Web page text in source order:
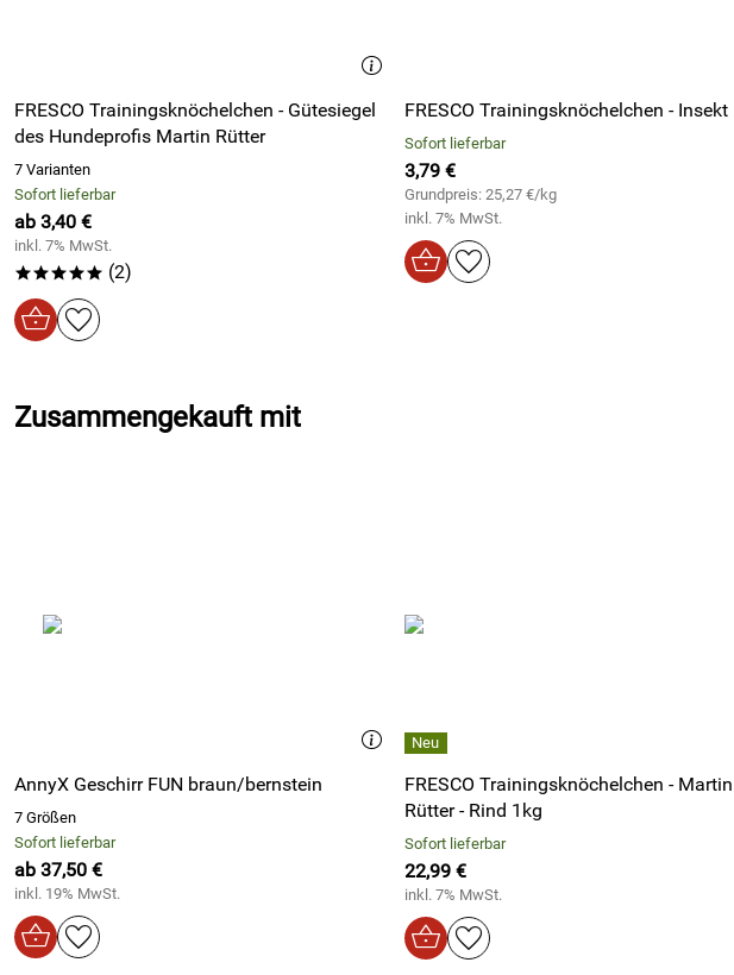
FRESCO Trainingsknöchelchen - Gütesiegel
des Hundeprofis Martin Rütter
7 Varianten
Sofort lieferbar
ab 3,40 €
inkl. 7% MwSt.
***** (2)
FRESCO Trainingsknöchelchen - Insekt
Sofort lieferbar
3,79 €
Grundpreis: 25,27 €/kg
inkl. 7% MwSt.
Zusammengekauft mit
AnnyX Geschirr FUN braun/bernstein
7 Größen
Sofort lieferbar
ab 37,50 €
inkl. 19% MwSt.
FRESCO Trainingsknöchelchen - Martin
Rütter - Rind 1kg
Sofort lieferbar
22,99 €
inkl. 7% MwSt.